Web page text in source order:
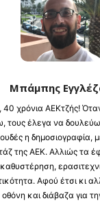
Μπάμπης
χρόνια ΑΕΚτζής!
τους έλεγα να
η δημοσιογραφία,
της ΑΕΚ. Αλλιώς τα
καθυστέρηση,
Αφού έτσι κι
και διάβαζα για